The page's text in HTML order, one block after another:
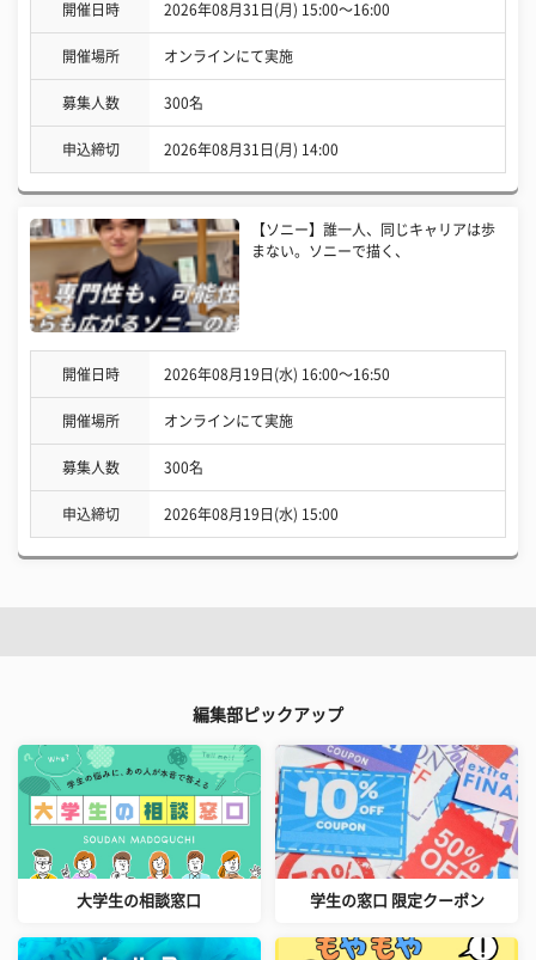
開催日時 2026年08月31日(月) 15:00〜16:00
開催場所 オンラインにて実施
募集人数 300名
申込締切 2026年08月31日(月) 14:00
【ソニー】誰一人、同じキャリアは歩
まない。ソニーで描く、
開催日時 2026年08月19日(水) 16:00〜16:50
開催場所 オンラインにて実施
募集人数 300名
申込締切 2026年08月19日(水) 15:00
編集部ピックアップ
大学生の相談窓口 学生の窓口 限定クーポン